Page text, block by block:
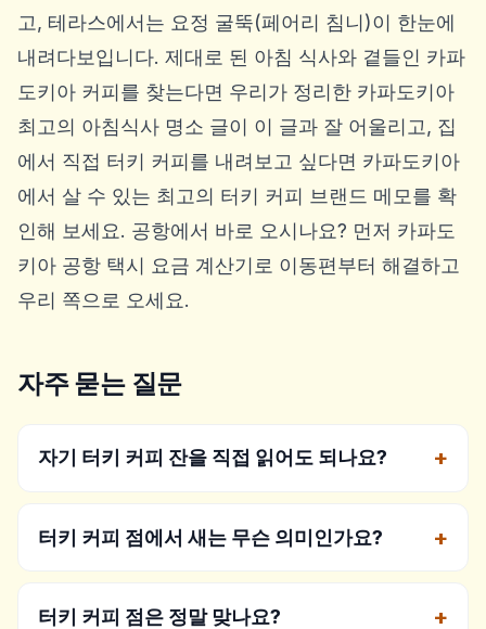
고, 테라스에서는 요정 굴뚝(페어리 침니)이 한눈에
내려다보입니다. 제대로 된 아침 식사와 곁들인 카파
도키아 커피를 찾는다면 우리가 정리한 카파도키아
최고의 아침식사 명소 글이 이 글과 잘 어울리고, 집
에서 직접 터키 커피를 내려보고 싶다면 카파도키아
에서 살 수 있는 최고의 터키 커피 브랜드 메모를 확
인해 보세요. 공항에서 바로 오시나요? 먼저 카파도
키아 공항 택시 요금 계산기 로 이동편부터 해결하고
우리 쪽으로 오세요.
자주 묻는 질문
자기 터키 커피 잔을 직접 읽어도 되나요?
터키 커피 점에서 새는 무슨 의미인가요?
터키 커피 점은 정말 맞나요?